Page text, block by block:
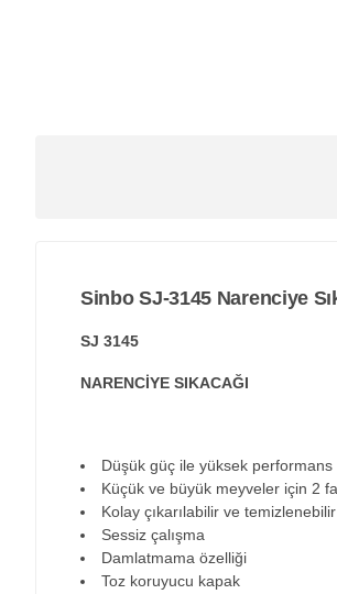
Sinbo SJ-3145 Narenciye
SJ 3145
NARENCİYE SIKACAĞI
Düşük güç ile yüksek performans
Küçük ve büyük meyveler için 2
Kolay çıkarılabilir ve
Sessiz çalışma
Damlatmama özelliği
Toz koruyucu kapak